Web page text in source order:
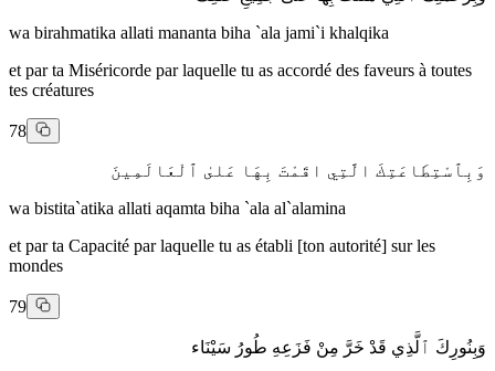
wa birahmatika allati mananta biha `ala jami`i khalqika
et par ta Miséricorde par laquelle tu as accordé des faveurs à toutes
tes créatures
78
وَبِٱسْتِطَاعَتِكَ الَّتِي اقَمْتَ بِهَا عَلىٰ ٱلْعَالَمِينَ
wa bistita`atika allati aqamta biha `ala al`alamina
et par ta Capacité par laquelle tu as établi [ton autorité] sur les
mondes
79
وَبِنُورِكَ ٱلَّذِي قَدْ خَرَّ مِنْ فَزَعِهِ طُورُ سَيْنَاء